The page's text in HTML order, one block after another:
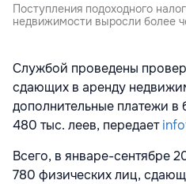
Поступления подоходного
недвижимости выросли более
Службой проведены
сдающих в аренду
дополнительные платежи
480 тыс. леев, передает
Всего, в январе-сентябре
780 физических лиц,